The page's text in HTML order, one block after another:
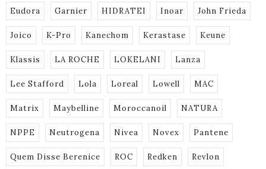
Eudora Garnier HIDRATEI Inoar John Frieda
Joico K-Pro Kanechom Kerastase Keune
Klassis LA ROCHE LOKELANI Lanza
Lee Stafford Lola Loreal Lowell MAC
Matrix Maybelline Moroccanoil NATURA
NPPE Neutrogena Nivea Novex Pantene
Quem Disse Berenice ROC Redken Revlon